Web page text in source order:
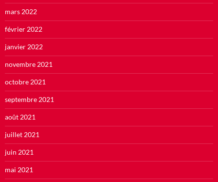
mars 2022
février 2022
janvier 2022
novembre 2021
octobre 2021
septembre 2021
août 2021
juillet 2021
juin 2021
mai 2021